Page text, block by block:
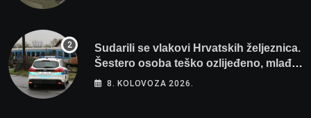
Sudarili se vlakovi Hrvatskih željeznica.
Šestero osoba teško ozlijeđeno, mlađa
žena na intenzivnoj
8. KOLOVOZA 2026.